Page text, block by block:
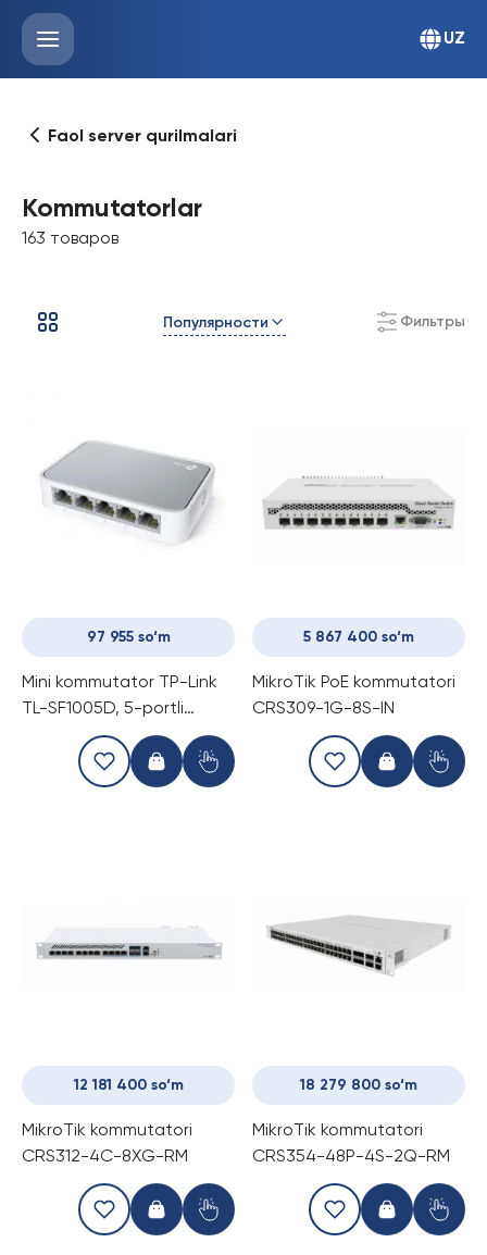
UZ
Faol server qurilmalari
Kommutatorlar
163 товаров
Популярности Фильтры
97 955 so‘m
Mini kommutator TP-Link
TL-SF1005D, 5-portli
5 867 400 so‘m
MikroTik PoE kommutatori
CRS309-1G-8S-IN
12 181 400 so‘m
MikroTik kommutatori
CRS312-4C-8XG-RM
18 279 800 so‘m
MikroTik kommutatori
CRS354-48P-4S-2Q-RM